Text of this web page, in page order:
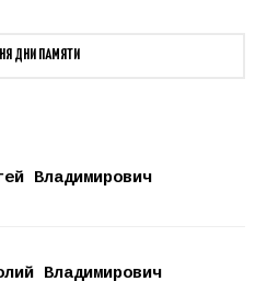
ДНИ ПАМЯТИ
Владимирович
Владимирович